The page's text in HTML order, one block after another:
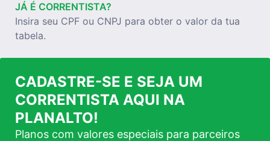
JÁ É CORRENTISTA?
Insira seu CPF ou CNPJ para obter o valor da tua
tabela.
CADASTRE-SE E SEJA UM
CORRENTISTA AQUI NA
PLANALTO!
Planos com valores especiais para parceiros